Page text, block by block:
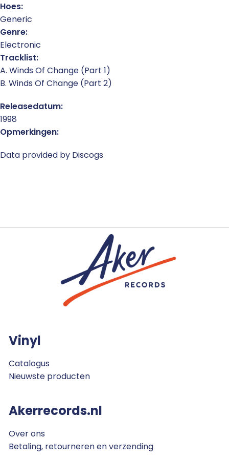
Hoes:
Generic
Genre:
Electronic
Tracklist:
A. Winds Of Change (Part 1)
B. Winds Of Change (Part 2)
Releasedatum:
1998
Opmerkingen:
Data provided by Discogs
Vinyl
Catalogus
Nieuwste producten
Akerrecords.nl
Over ons
Betaling, retourneren en verzending